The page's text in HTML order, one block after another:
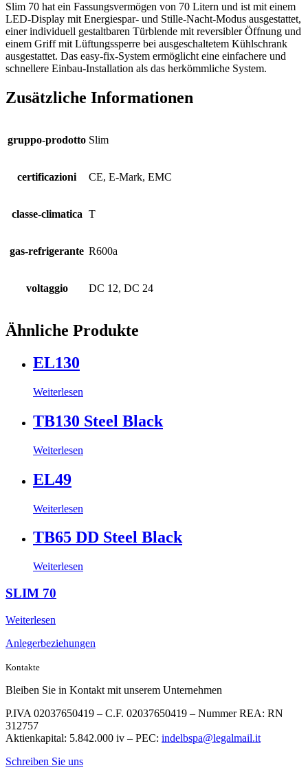
Slim 70 hat ein Fassungsvermögen von 70 Litern und ist mit einem
LED-Display mit Energiespar- und Stille-Nacht-Modus ausgestattet,
einer individuell gestaltbaren Türblende mit reversibler Öffnung und
einem Griff mit Lüftungssperre bei ausgeschaltetem Kühlschrank
ausgestattet. Das easy-fix-System ermöglicht eine einfachere und
schnellere Einbau-Installation als das herkömmliche System.
Zusätzliche Informationen
gruppo-prodotto Slim
certificazioni CE, E-Mark, EMC
classe-climatica T
gas-refrigerante R600a
voltaggio DC 12, DC 24
Ähnliche Produkte
EL130
Weiterlesen
TB130 Steel Black
Weiterlesen
EL49
Weiterlesen
TB65 DD Steel Black
Weiterlesen
SLIM 70
Weiterlesen
Anlegerbeziehungen
Kontakte
Bleiben Sie in Kontakt mit unserem Unternehmen
P.IVA 02037650419 – C.F. 02037650419 – Nummer REA: RN
312757
Aktienkapital: 5.842.000 iv – PEC: indelbspa@legalmail.it
Schreiben Sie uns